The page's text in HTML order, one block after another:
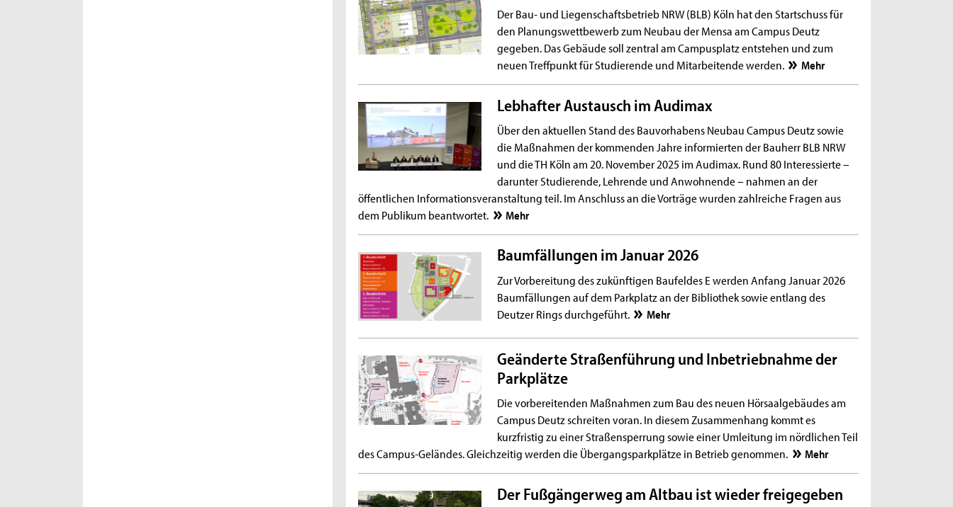
Der Bau- und Liegenschaftsbetrieb NRW (BLB) Köln hat den Startschuss für
den Planungswettbewerb zum Neubau der Mensa am Campus Deutz
gegeben. Das Gebäude soll zentral am Campusplatz entstehen und zum
neuen Treffpunkt für Studierende und Mitarbeitende werden.
Mehr
Lebhafter Austausch im Audimax
Über den aktuellen Stand des Bauvorhabens Neubau Campus Deutz sowie
die Maßnahmen der kommenden Jahre informierten der Bauherr BLB NRW
und die TH Köln am 20. November 2025 im Audimax. Rund 80 Interessierte –
darunter Studierende, Lehrende und Anwohnende – nahmen an der
öffentlichen Informationsveranstaltung teil. Im Anschluss an die Vorträge wurden zahlreiche Fragen aus
dem Publikum beantwortet.
Mehr
Baumfällungen im Januar 2026
Zur Vorbereitung des zukünftigen Baufeldes E werden Anfang Januar 2026
Baumfällungen auf dem Parkplatz an der Bibliothek sowie entlang des
Deutzer Rings durchgeführt.
Mehr
Geänderte Straßenführung und Inbetriebnahme der
Parkplätze
Die vorbereitenden Maßnahmen zum Bau des neuen Hörsaalgebäudes am
Campus Deutz schreiten voran. In diesem Zusammenhang kommt es
kurzfristig zu einer Straßensperrung sowie einer Umleitung im nördlichen Teil
des Campus-Geländes. Gleichzeitig werden die Übergangsparkplätze in Betrieb genommen.
Mehr
Der Fußgängerweg am Altbau ist wieder freigegeben